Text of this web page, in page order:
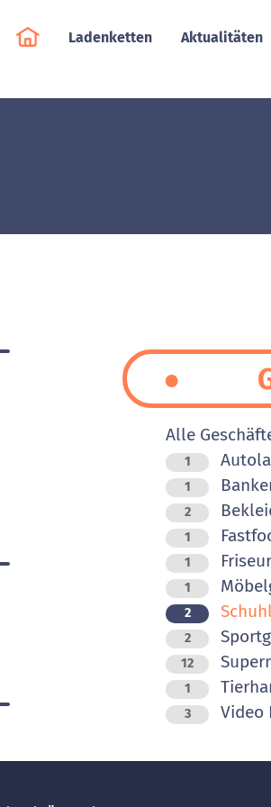
Ladenketten Aktualitäten
Alle
1
1
2
1
1
1
2
2
12
1
3 Video